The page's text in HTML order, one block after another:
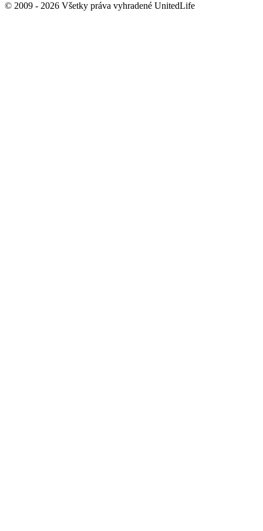
© 2009 - 2026 Všetky práva vyhradené UnitedLife